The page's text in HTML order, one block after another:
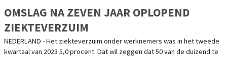
OMSLAG NA ZEVEN JAAR OPLOPEND
ZIEKTEVERZUIM
NEDERLAND - Het ziekteverzuim onder werknemers was in het tweede
kwartaal van 2023 5,0 procent. Dat wil zeggen dat 50 van de duizend te